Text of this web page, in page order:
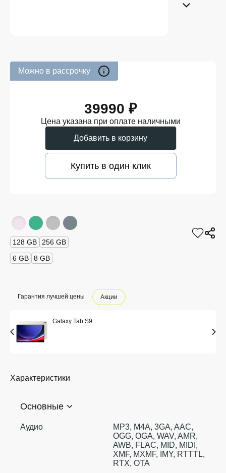
Можно в рассрочку
39990 ₽
Цена указана при оплате наличными
Добавить в корзину
Купить в один клик
128 GB
256 GB
6 GB
8 GB
Гарантия лучшей цены Акции
Galaxy Tab S9
Характеристики
Основные
Аудио
MP3, M4A, 3GA, AAC,
OGG, OGA, WAV, AMR,
AWB, FLAC, MID, MIDI,
XMF, MXMF, IMY, RTTTL,
RTX, OTA